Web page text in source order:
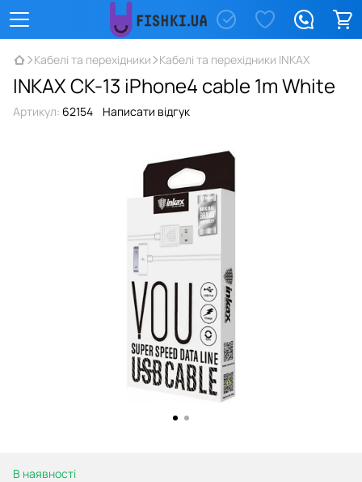
Кабелі та перехідники Кабелі та перехідники INKAX
INKAX CK-13 iPhone4 cable 1m White
Артикул: 62154 Написати відгук
В наявності